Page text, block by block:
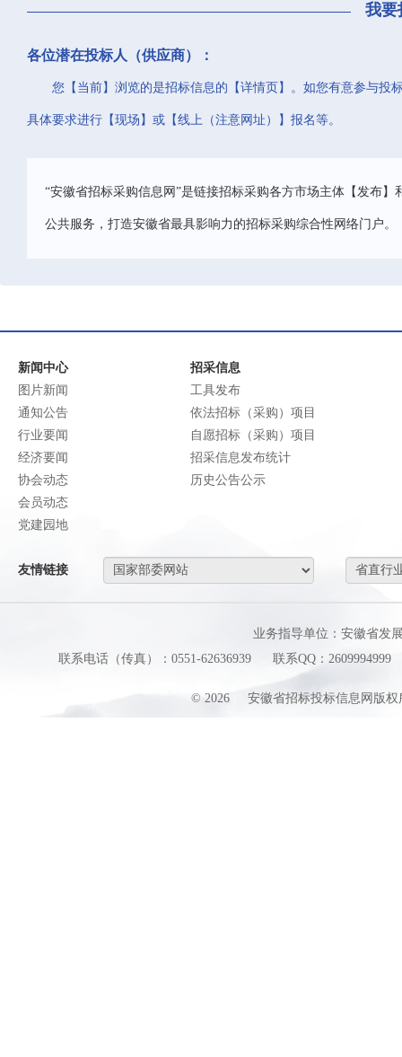
我要
各位潜在投标人（供应商）：
您【当前】浏览的是招标信息的【详情页】。如您有意参与投
具体要求进行【现场】或【线上（注意网址）】报名等。
“安徽省招标采购信息网”是链接招标采购各方市场主体【发布
公共服务，打造安徽省最具影响力的招标采购综合性网络门户。
新闻中心
图片新闻
通知公告
行业要闻
经济要闻
协会动态
会员动态
党建园地
招采信息
工具发布
依法招标（采购）项目
自愿招标（采购）项目
招采信息发布统计
历史公告公示
友情链接
业务指导单位：安徽省发
联系电话（传真）：0551-62636939
联系QQ：2609994999
© 2026 安徽省招标投标信息网版